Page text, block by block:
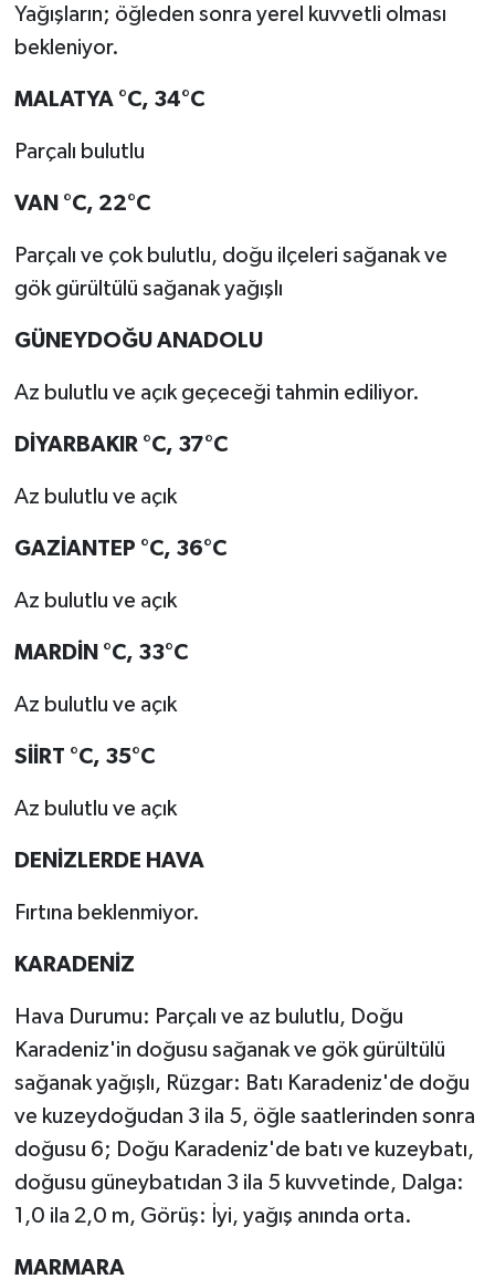
Yağışların; öğleden sonra yerel kuvvetli olması
bekleniyor.
MALATYA °C, 34°C
Parçalı bulutlu
VAN °C, 22°C
Parçalı ve çok bulutlu, doğu ilçeleri sağanak ve
gök gürültülü sağanak yağışlı
GÜNEYDOĞU ANADOLU
Az bulutlu ve açık geçeceği tahmin ediliyor.
DİYARBAKIR °C, 37°C
Az bulutlu ve açık
GAZİANTEP °C, 36°C
Az bulutlu ve açık
MARDİN °C, 33°C
Az bulutlu ve açık
SİİRT °C, 35°C
Az bulutlu ve açık
DENİZLERDE HAVA
Fırtına beklenmiyor.
KARADENİZ
Hava Durumu: Parçalı ve az bulutlu, Doğu
Karadeniz'in doğusu sağanak ve gök gürültülü
sağanak yağışlı, Rüzgar: Batı Karadeniz'de doğu
ve kuzeydoğudan 3 ila 5, öğle saatlerinden sonra
doğusu 6; Doğu Karadeniz'de batı ve kuzeybatı,
doğusu güneybatıdan 3 ila 5 kuvvetinde, Dalga:
1,0 ila 2,0 m, Görüş: İyi, yağış anında orta.
MARMARA